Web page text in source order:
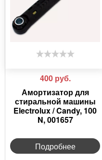
400 руб.
Амортизатор для
стиральной машины
Electrolux / Candy, 100
N, 001657
Подробнее